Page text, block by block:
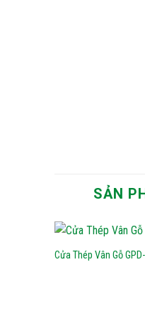
SẢN
Cửa Thép Vân Gỗ